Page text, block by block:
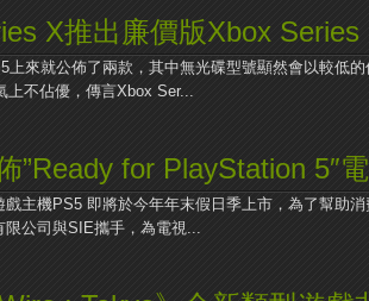
X推出廉價版Xbox Series
上來就公佈了兩款，其中無光碟型號顯然會以較低
上不佔優，傳言Xbox Ser...
”Ready for PlayStation 5″
戲主機PS5 即將於今年年末假日季上市，為了幫助
限公司與SIE攜手，為電視...